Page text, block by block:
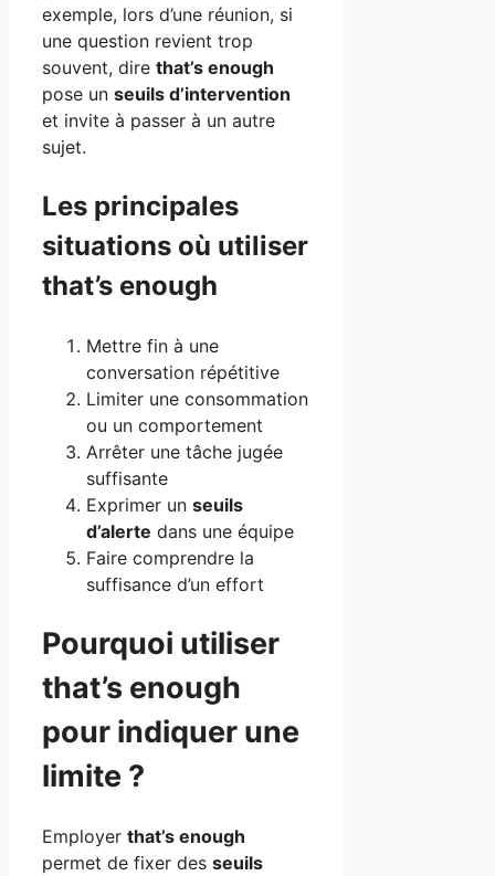
exemple, lors d’une réunion, si
une question revient trop
souvent, dire that’s enough
pose un seuils d’intervention
et invite à passer à un autre
sujet.
Les principales
situations où utiliser
that’s enough
Mettre fin à une
conversation répétitive
Limiter une consommation
ou un comportement
Arrêter une tâche jugée
suffisante
Exprimer un seuils
d’alerte dans une équipe
Faire comprendre la
suffisance d’un effort
Pourquoi utiliser
that’s enough
pour indiquer une
limite ?
Employer that’s enough
permet de fixer des seuils